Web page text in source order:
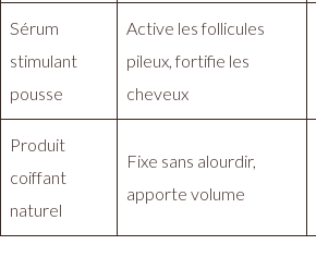
Sérum
stimulant
pousse
Active les follicules
pileux, fortifie les
cheveux
Produit
coiffant
naturel
Fixe sans alourdir,
apporte volume